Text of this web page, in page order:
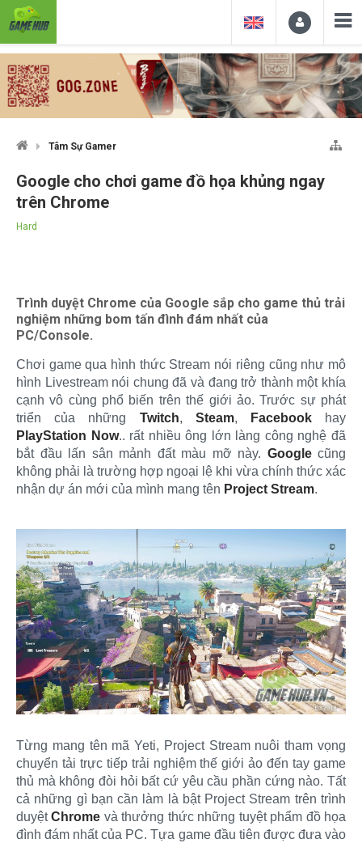
Tâm Sự Gamer
Google cho chơi game đồ họa khủng ngay
trên Chrome
Hard
Trình duyệt Chrome của Google sắp cho game thủ trải
nghiệm những bom tấn đình đám nhất của
PC/Console.
Chơi game qua hình thức Stream nói riêng cũng như mô
hình Livestream nói chung đã và đang trở thành một khía
cạnh vô cùng phổ biến trên thế giới ảo. Trước sự phát
triển của những Twitch, Steam, Facebookhay
PlayStation Now.. rất nhiều ông lớn làng công nghệ đã
bắt đầu lấn sân mảnh đất màu mỡ này. Googlecũng
không phải là trường hợp ngoại lệ khi vừa chính thức xác
nhận dự án mới của mình mang tên Project Stream.
Từng mang tên mã Yeti, Project Stream nuôi tham vọng
chuyển tải trực tiếp trải nghiệm thế giới ảo đến tay game
thủ mà không đòi hỏi bất cứ yêu cầu phần cứng nào. Tất
cả những gì bạn cần làm là bật Project Stream trên trình
duyệtChrome và thưởng thức những tuyệt phẩm đồ họa
đình đám nhất của PC. Tựa game đầu tiên được đưa vào